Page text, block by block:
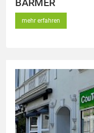
BARMER
mehr erfahren